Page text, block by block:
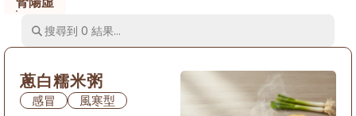
蔥白糯米粥
感冒
風寒型